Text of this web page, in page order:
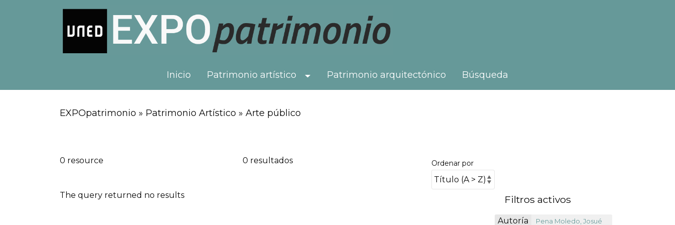
Inicio Patrimonio artístico Toggle Dropdown
Patrimonio arquitectónico Búsqueda
EXPOpatrimonio » Patrimonio Artístico » Arte público
0 resource 0 resultados Ordenar por
The query returned no results Filtros activos
Autoría Pena Moledo, Josué